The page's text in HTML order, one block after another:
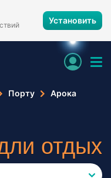
Установить
Порту Арока
отдых